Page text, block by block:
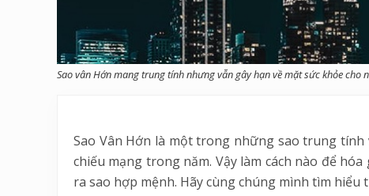
Sao vân Hớn mang trung tính nhưng vẫn gây hạn về mặt sức khỏe cho
Sao Vân Hớn là một trong những sao trung
chiếu mạng trong năm. Vậy làm cách nào để
ra sao hợp mệnh. Hãy cùng chúng mình tìm hiểu